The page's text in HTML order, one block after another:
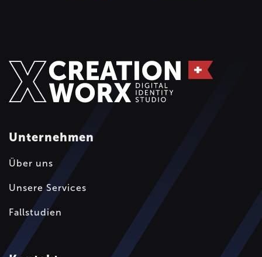
Unternehmen
Über uns
Unsere Services
Fallstudien